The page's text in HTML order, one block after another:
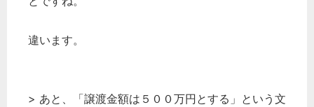
違います。
> あと、「譲渡金額は５００万円とする」という文